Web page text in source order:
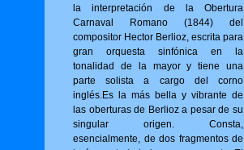
la interpretación de la Obertura
Carnaval Romano (1844) del
compositor Hector Berlioz, escrita para
gran orquesta sinfónica en la
tonalidad de la mayor y tiene una
parte solista a cargo del corno
inglés.Es la más bella y vibrante de
las oberturas de Berlioz a pesar de su
singular origen. Consta,
esencialmente, de dos fragmentos de